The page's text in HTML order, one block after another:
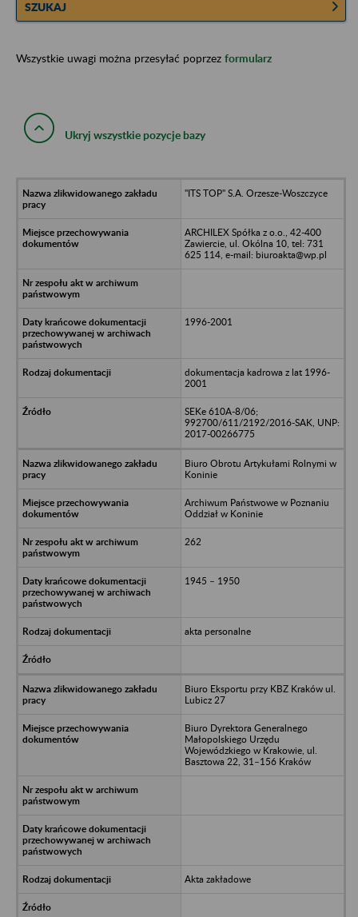
SZUKAJ
Wszystkie uwagi można przesyłać poprzez formularz
Ukryj wszystkie pozycje bazy
"ITS TOP" S.A. Orzesze-Woszczyce
ARCHILEX Spółka z o.o., 42-400
Zawiercie, ul. Okólna 10, tel: 731
625 114, e-mail: biuroakta@wp.pl
1996-2001
dokumentacja kadrowa z lat 1996-
2001
SEKe 610A-8/06;
992700/611/2192/2016-SAK, UNP:
2017-00266775
Biuro Obrotu Artykułami Rolnymi w
Koninie
Archiwum Państwowe w Poznaniu
Oddział w Koninie
262
1945 – 1950
akta personalne
Biuro Eksportu przy KBZ Kraków ul.
Lubicz 27
Biuro Dyrektora Generalnego
Małopolskiego Urzędu
Wojewódzkiego w Krakowie, ul.
Basztowa 22, 31–156 Kraków
Akta zakładowe